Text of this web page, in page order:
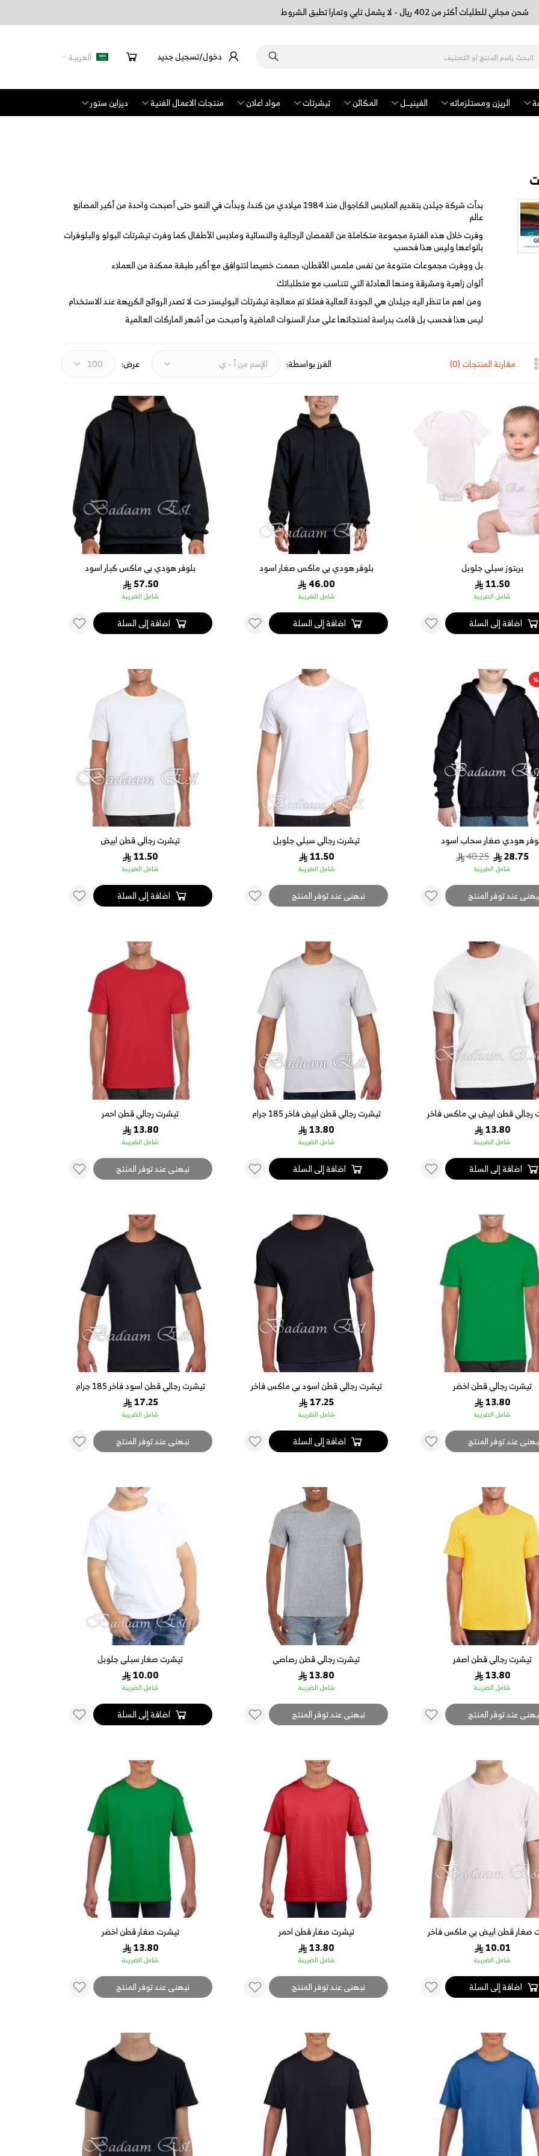
شحن مجاني للطلبات أكثر من 402 ريال - لا يشمل تابي وتمارا تطبق الشروط
دخول/تسجيل جديد العربية
الريزن ومستلزماته الفينيــل المكائن تيشرتات مواد اعلان منتجات الاعمال الفنية ديزاين ستور
بدأت شركة جيلدن بتقديم الملابس الكاجوال منذ 1984 ميلادي من كندا، وبدأت في النمو حتى أصبحت واحدة من أكبر المصانع
عالم
وفرت خلال هذه الفترة مجموعة متكاملة من القمصان الرجالية والنسائية وملابس الأطفال كما وفرت تيشرتات البولو والبلوفرات
بانواعها وليس هذا فحسب
بل ووفرت مجموعات متنوعة من نفس ملمس الأقطان، صممت خصيصا لتتوافق مع أكبر طبقة ممكنة من العملاء
ألوان زاهية ومشرقة ومنها الهادئة التي تتناسب مع متطلباتك
ومن اهم ما تنظر اليه جيلدان هي الجودة العالية فمثلا تم معالجة تيشرتات البوليستر حت لا تصدر الروائح الكريهة عند الاستخدام
ليس هذا فحسب بل قامت بدراسة لمنتجاتها على مدار السنوات الماضية وأصبحت من أشهر الماركات العالمية
مقارنة المنتجات (0) الفرز بواسطة: عرض:
بربتوز سبلي جلوبل
11.50
شامل الضريبة
اضافة إلى السلة
بلوفر هودي بي ماكس صغار اسود
46.00
شامل الضريبة
اضافة إلى السلة
بلوفر هودي بي ماكس كبار اسود
57.50
شامل الضريبة
اضافة إلى السلة
هودي صغار سحاب اسود
28.75
40.25
شامل الضريبة
عند توفر المنتج
تيشرت رجالي سبلي جلوبل
11.50
شامل الضريبة
نبهنى عند توفر المنتج
تيشرت رجالي قطن ابيض
11.50
شامل الضريبة
اضافة إلى السلة
رجالي قطن ابيض بي ماكس فاخر
13.80
شامل الضريبة
اضافة إلى السلة
تيشرت رجالي قطن ابيض فاخر 185 جرام
13.80
شامل الضريبة
اضافة إلى السلة
تيشرت رجالي قطن احمر
13.80
شامل الضريبة
نبهنى عند توفر المنتج
تيشرت رجالي قطن اخضر
13.80
شامل الضريبة
عند توفر المنتج
تيشرت رجالي قطن اسود بي ماكس فاخر
17.25
شامل الضريبة
اضافة إلى السلة
تيشرت رجالي قطن اسود فاخر 185 جرام
17.25
شامل الضريبة
نبهنى عند توفر المنتج
تيشرت رجالي قطن اصفر
13.80
شامل الضريبة
عند توفر المنتج
تيشرت رجالي قطن رصاصي
13.80
شامل الضريبة
نبهنى عند توفر المنتج
تيشرت صغار سبلي جلوبل
10.00
شامل الضريبة
اضافة إلى السلة
صغار قطن ابيض بي ماكس فاخر
10.01
شامل الضريبة
اضافة إلى السلة
تيشرت صغار قطن احمر
13.80
شامل الضريبة
نبهنى عند توفر المنتج
تيشرت صغار قطن اخضر
13.80
شامل الضريبة
نبهنى عند توفر المنتج